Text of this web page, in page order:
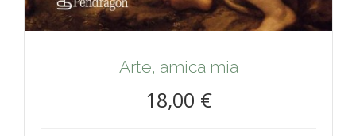
Arte, amica mia
18,00 €